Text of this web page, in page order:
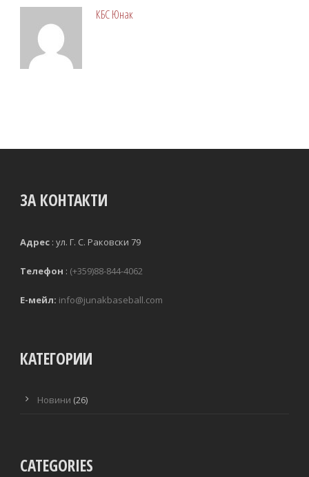
КБС Юнак
ЗА КОНТАКТИ
Адрес :
Телефон : (+359)88-844-4062
Е-мейл: info@junakbaseball.com
КАТЕГОРИИ
Новини (26)
CATEGORIES